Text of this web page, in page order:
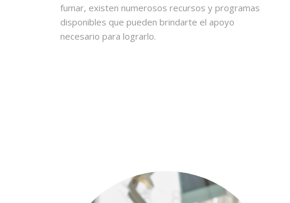
fumar, existen numerosos recursos y programas
disponibles que pueden brindarte el apoyo
necesario para lograrlo.